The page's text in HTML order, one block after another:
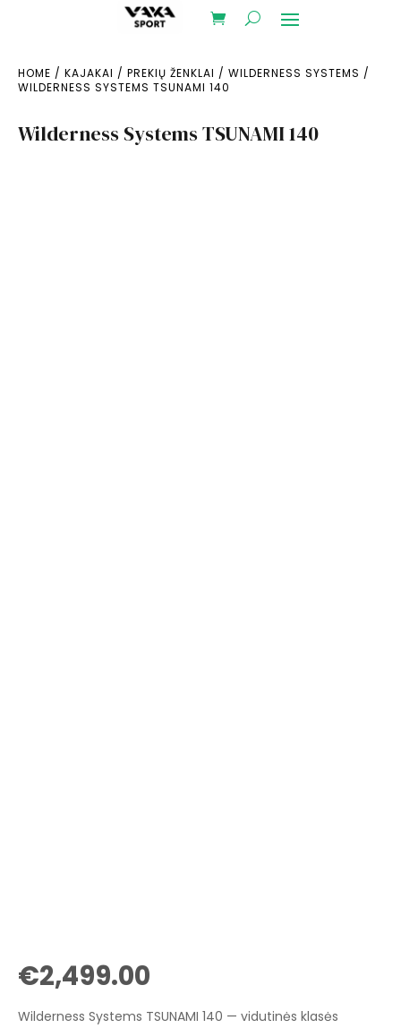
HOME / KAJAKAI / PREKIŲ ŽENKLAI / WILDERNESS SYSTEMS /
WILDERNESS SYSTEMS TSUNAMI 140
Wilderness Systems TSUNAMI 140
€2,499.00
Wilderness Systems TSUNAMI 140 — vidutinės klasės